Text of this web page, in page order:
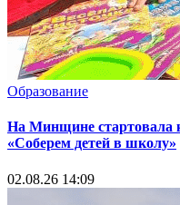
Образование
На Минщине стартовала
«Соберем детей в школу»
02.08.26 14:09